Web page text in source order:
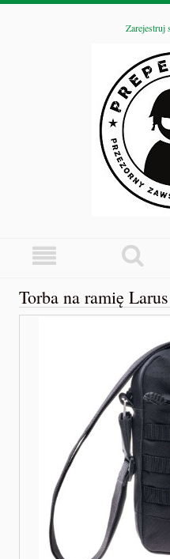
Zarejestruj
Torba na ramię